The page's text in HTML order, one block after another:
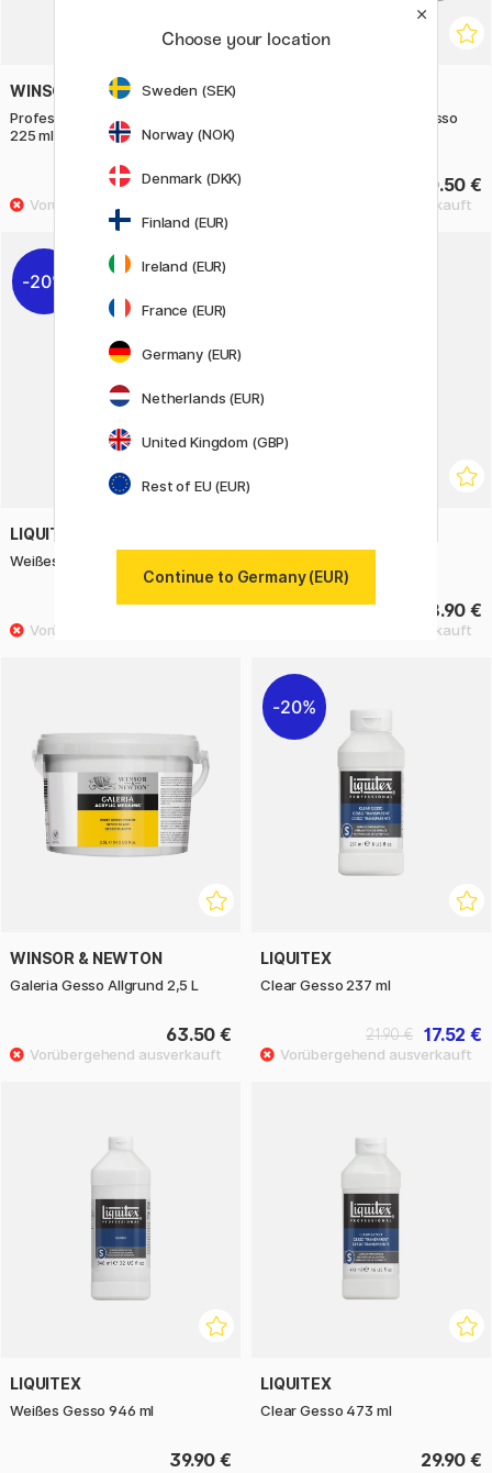
WINSOR & NEWTON
Professional AA White Gesso
225 ml
14.80 €
18.50 €
Professional AA White Gesso
30.50 €
20%
LIQUITEX
Weißes Gesso 118 ml
10.80 €
13.50 € 18.90 €
WINSOR & NEWTON
Galeria Gesso Allgrund 2,5 L
63.50 €
20%
LIQUITEX
Clear Gesso 237 ml
17.52 €
21.90 €
LIQUITEX
Weißes Gesso 946 ml
39.90 €
LIQUITEX
Clear Gesso 473 ml
29.90 €
Choose your location
Sweden (SEK)
Norway (NOK)
Denmark (DKK)
Finland (EUR)
Ireland (EUR)
France (EUR)
Germany (EUR)
Netherlands (EUR)
United Kingdom (GBP)
Rest of EU (EUR)
Continue to Germany (EUR)